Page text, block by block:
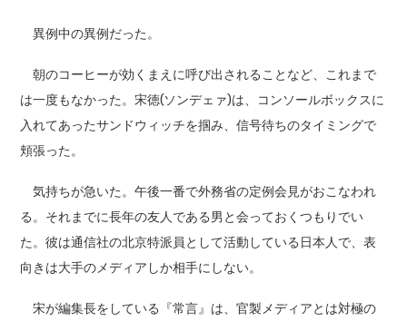
異例中の異例だった。
朝のコーヒーが効くまえに呼び出されることなど、これまで
は一度もなかった。宋徳(ソンデェァ)は、コンソールボックスに
入れてあったサンドウィッチを掴み、信号待ちのタイミングで
頬張った。
気持ちが急いた。午後一番で外務省の定例会見がおこなわれ
る。それまでに長年の友人である男と会っておくつもりでい
た。彼は通信社の北京特派員として活動している日本人で、表
向きは大手のメディアしか相手にしない。
宋が編集長をしている『常言』は、官製メディアとは対極の